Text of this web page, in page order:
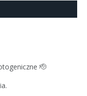
🫡